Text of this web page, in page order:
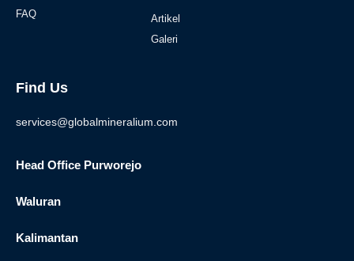
FAQ
Artikel
Galeri
Find Us
services@globalmineralium.com
Head Office Purworejo
Waluran
Kalimantan